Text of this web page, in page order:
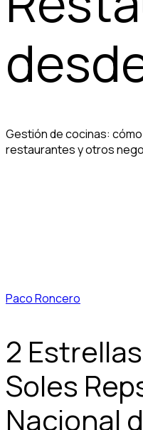
Gestión de cocinas:
restaurantes y otros
Paco Roncero
2
Soles
Nacional